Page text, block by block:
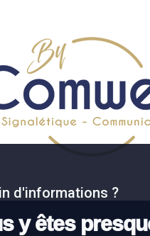
d'informations ?
y êtes